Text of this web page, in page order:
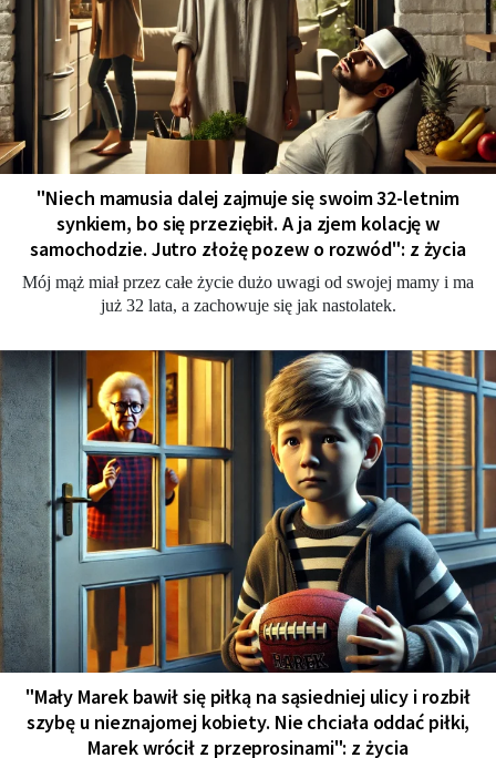
"Niech mamusia dalej zajmuje się swoim 32-letnim
synkiem, bo się przeziębił. A ja zjem kolację w
samochodzie. Jutro złożę pozew o rozwód": z życia
Mój mąż miał przez całe życie dużo uwagi od swojej mamy i ma
już 32 lata, a zachowuje się jak nastolatek.
"Mały Marek bawił się piłką na sąsiedniej ulicy i rozbił
szybę u nieznajomej kobiety. Nie chciała oddać piłki,
Marek wrócił z przeprosinami": z życia